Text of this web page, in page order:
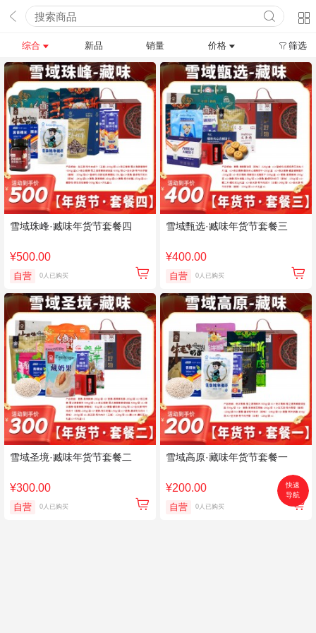
综合 新品 销量 价格 筛选
雪域珠峰·臧味年货节套餐四
¥500.00
自营 0人已购买
雪域甄选·臧味年货节套餐三
¥400.00
自营 0人已购买
雪域圣境·臧味年货节套餐二
¥300.00
自营 0人已购买
雪域高原·藏味年货节套餐一
¥200.00
自营 0人已购买 首页
快速
导航